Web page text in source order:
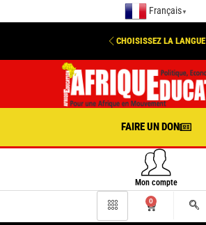
Français ▼
CHOISISSEZ LA LANGUE
FAIRE UN DON
Mon compte
0